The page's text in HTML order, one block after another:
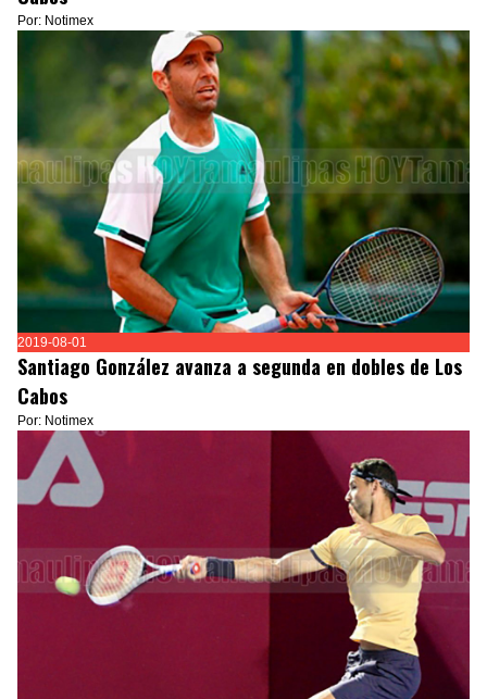
Por: Notimex
2019-08-01
Santiago González avanza a segunda en dobles de Los
Cabos
Por: Notimex